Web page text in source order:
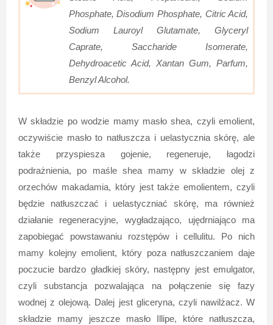
Phosphate, Disodium Phosphate, Citric Acid,
Sodium Lauroyl Glutamate, Glyceryl
Caprate, Saccharide Isomerate,
Dehydroacetic Acid, Xantan Gum, Parfum,
Benzyl Alcohol.
W składzie po wodzie mamy masło shea, czyli emolient,
oczywiście masło to natłuszcza i uelastycznia skórę, ale
także przyspiesza gojenie, regeneruje, łagodzi
podrażnienia, po maśle shea mamy w składzie olej z
orzechów makadamia, który jest także emolientem, czyli
będzie natłuszczać i uelastyczniać skórę, ma również
działanie regeneracyjne, wygładzająco, ujędrniająco ma
zapobiegać powstawaniu rozstępów i cellulitu. Po nich
mamy kolejny emolient, który poza natłuszczaniem daje
poczucie bardzo gładkiej skóry, następny jest emulgator,
czyli substancja pozwalająca na połączenie się fazy
wodnej z olejową. Dalej jest gliceryna, czyli nawilżacz. W
składzie mamy jeszcze masło Illipe, które natłuszcza,